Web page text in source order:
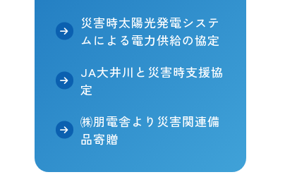
災害時太陽光発電システ
ムによる電力供給の協定
JA大井川と災害時支援協
定
㈱朋電舎より災害関連備
品寄贈